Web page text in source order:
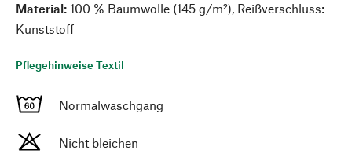
Material: 100 % Baumwolle (145 g/m²), Reißverschluss:
Kunststoff
Pflegehinweise Textil
Normalwaschgang
Nicht bleichen